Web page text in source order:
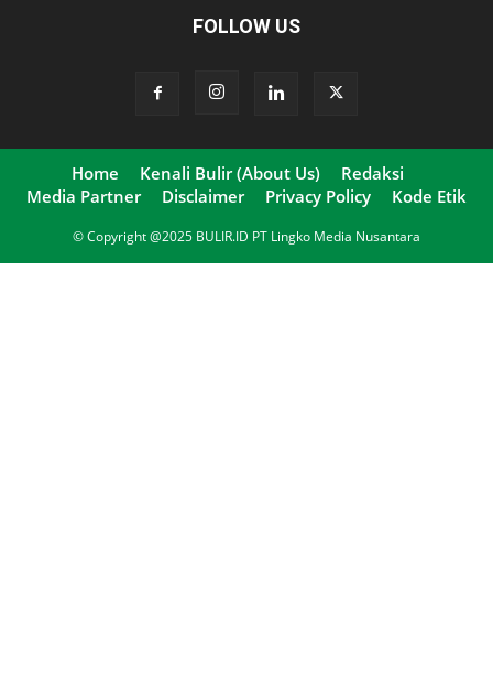
FOLLOW US
Home Kenali Bulir (About Us)
Redaksi
Media Partner
Disclaimer Privacy Policy Kode Etik
© Copyright @2025 BULIR.ID PT Lingko Media Nusantara